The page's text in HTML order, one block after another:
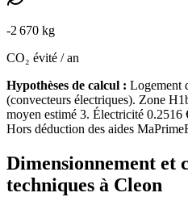
-2 670 kg
CO₂ évité / an
Hypothèses de calcul : Logement
(convecteurs électriques). Zone
moyen estimé 3. Électricité 0.2516
Hors déduction des aides
Dimensionnement et
techniques à Cleon